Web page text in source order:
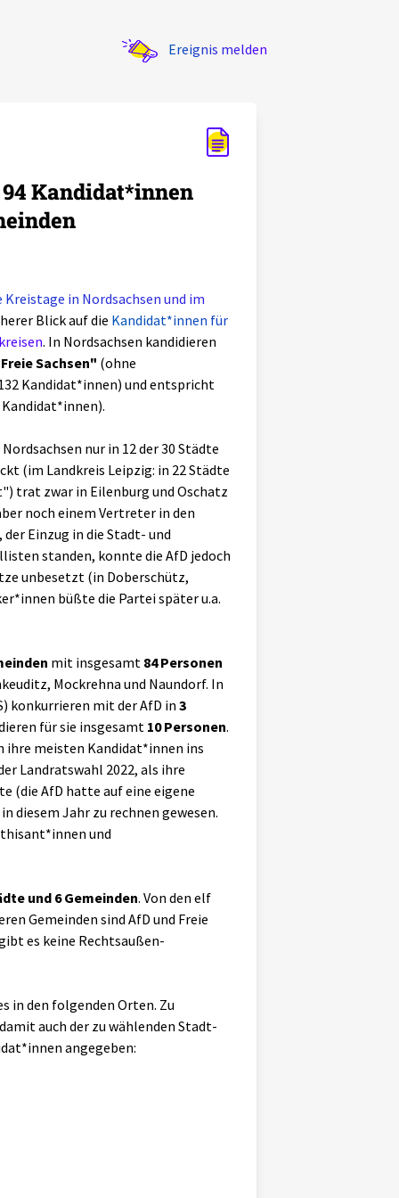
Ereignis melden
Kandidat*innen
in Nordsachsen und im
Blick auf die Kandidat*innen für
. In Nordsachsen kandidieren
Sachsen" (ohne
Kandidat*innen) und entspricht
Kandidat*innen).
nur in 12 der 30 Städte
(im Landkreis Leipzig: in 22 Städte
trat zwar in Eilenburg und Oschatz
noch einem Vertreter in den
Einzug in die Stadt- und
standen, konnte die AfD jedoch
unbesetzt (in Doberschütz,
büßte die Partei später u.a.
mit insgesamt 84 Personen
Mockrehna und Naundorf. In
konkurrieren mit der AfD in3
für sie insgesamt10 Personen.
ihre meisten Kandidat*innen ins
Landratswahl 2022, als ihre
(die AfD hatte auf eine eigene
diesem Jahr zu rechnen gewesen.
und
und 6 Gemeinden. Von den elf
Gemeinden sind AfD und Freie
es keine Rechtsaußen-
in den folgenden Orten. Zu
auch der zu wählenden Stadt-
angegeben: